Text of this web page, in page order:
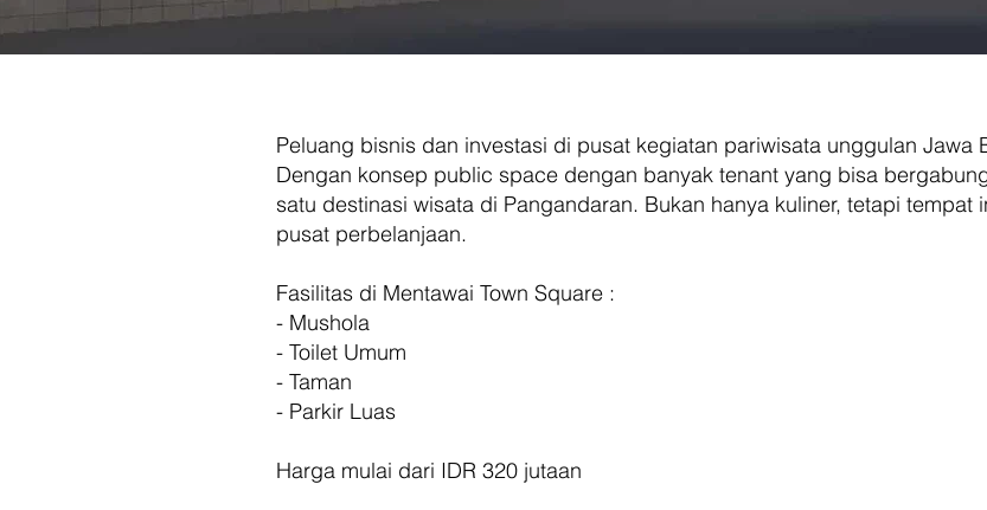
Peluang bisnis dan investasi di pusat kegiatan pariwisata unggulan Jawa
Dengan konsep public space dengan banyak tenant yang bisa
satu destinasi wisata di Pangandaran. Bukan hanya kuliner, tetapi
pusat perbelanjaan.
Fasilitas di Mentawai Town Square :
- Mushola
- Toilet Umum
- Taman
- Parkir Luas
Harga mulai dari IDR 320 jutaan